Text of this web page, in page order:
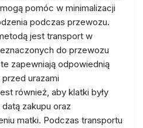
pomóc w minimalizacji
podczas przewozu.
jest transport w
do przewozu
zapewniają odpowiednią
urazami
również, aby klatki były
zakupu oraz
matki. Podczas transportu